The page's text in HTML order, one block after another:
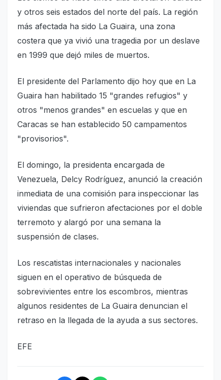
y otros seis estados del norte del país. La región
más afectada ha sido La Guaira, una zona
costera que ya vivió una tragedia por un deslave
en 1999 que dejó miles de muertos.
El presidente del Parlamento dijo hoy que en La
Guaira han habilitado 15 "grandes refugios" y
otros "menos grandes" en escuelas y que en
Caracas se han establecido 50 campamentos
"provisorios".
El domingo, la presidenta encargada de
Venezuela, Delcy Rodríguez, anunció la creación
inmediata de una comisión para inspeccionar las
viviendas que sufrieron afectaciones por el doble
terremoto y alargó por una semana la
suspensión de clases.
Los rescatistas internacionales y nacionales
siguen en el operativo de búsqueda de
sobrevivientes entre los escombros, mientras
algunos residentes de La Guaira denuncian el
retraso en la llegada de la ayuda a sus sectores.
EFE